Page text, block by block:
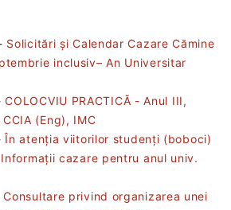
Solicitări și Calendar Cazare Cămine
inclusiv– An Universitar
COLOCVIU PRACTICĂ - Anul III,
(Eng), IMC
În atenția viitorilor studenți (boboci)
Informații cazare pentru anul univ.
Consultare privind organizarea unei